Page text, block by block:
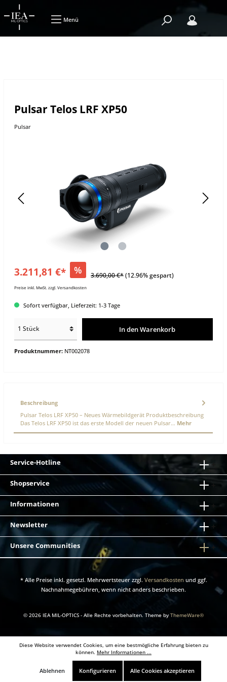
Menü
Pulsar Telos LRF XP50
Pulsar
3.211,81 €* % 3.690,00 €*(12.96% gespart)
Preise inkl. MwSt. zzgl. Versandkosten
Sofort verfügbar, Lieferzeit: 1-3 Tage
In den Warenkorb
Produktnummer: NT002078
Beschreibung
Pulsar Telos LRF XP50 – Neues Wärmebildgerät Produktbeschreibung
Das Telos LRF XP50 ist das erste Modell der neuen Pulsar… Mehr
Service-Hotline
Shopservice
Informationen
Newsletter
Unsere Communities
* Alle Preise inkl. gesetzl. Mehrwertsteuer zzgl. Versandkosten und ggf.
Nachnahmegebühren, wenn nicht anders beschrieben.
© 2026 IEA MIL-OPTICS - Alle Rechte vorbehalten. Theme by ThemeWare®
Diese Website verwendet Cookies, um eine bestmögliche Erfahrung bieten zu
können. Mehr Informationen ...
Ablehnen Konfigurieren Alle Cookies akzeptieren